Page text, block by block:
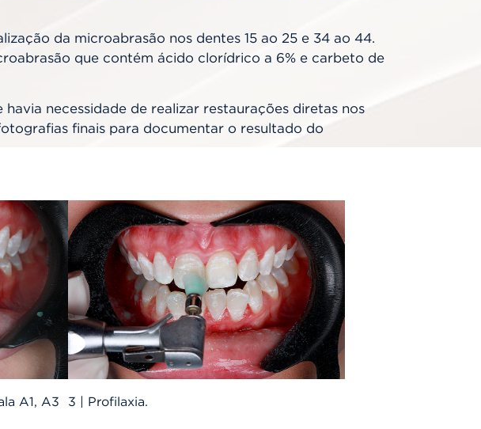
da microabrasão nos dentes 15 ao 25 e 34 ao 44.
que contém ácido clorídrico a 6% e carbeto de
necessidade de realizar restaurações diretas nos
finais para documentar o resultado do
A1, A3
3 | Profilaxia.